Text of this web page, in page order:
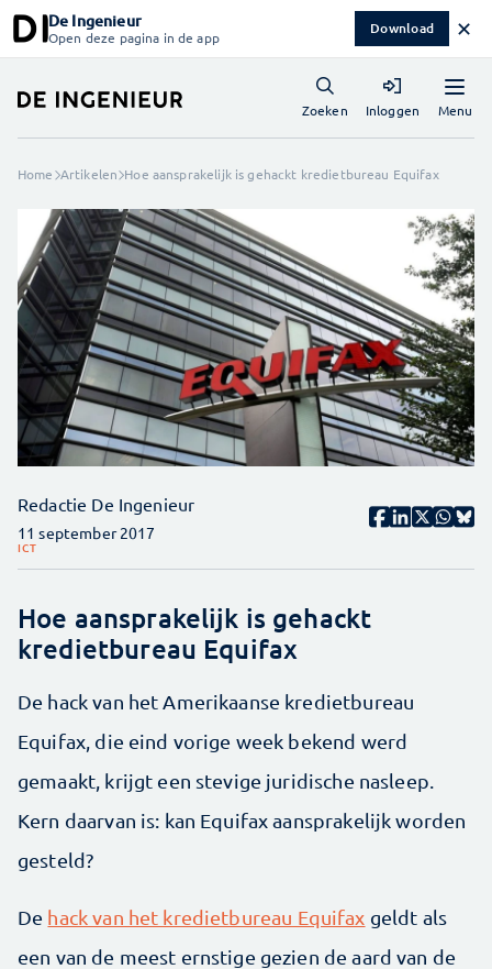
De Ingenieur
Open deze pagina in de app Download ✕
Menu
Zoeken Inloggen
Home Artikelen Hoe aansprakelijk is gehackt kredietbureau Equifax
Redactie De Ingenieur
11 september 2017
ICT
Hoe aansprakelijk is gehackt
kredietbureau Equifax
De hack van het Amerikaanse kredietbureau
Equifax, die eind vorige week bekend werd
gemaakt, krijgt een stevige juridische nasleep.
Kern daarvan is: kan Equifax aansprakelijk worden
gesteld?
De hack van het kredietbureau Equifax geldt als
een van de meest ernstige gezien de aard van de